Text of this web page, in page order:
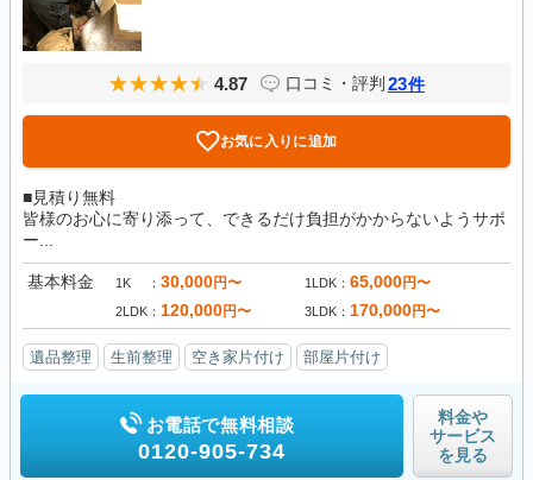
4.87 口コミ・評判 23件
お気に入りに追加
■見積り無料
皆様のお心に寄り添って、できるだけ負担がかからないようサポ
ー...
基本料金 1K 30,000円〜 1LDK 65,000円〜
2LDK 120,000円〜 3LDK 170,000円〜
遺品整理 生前整理 空き家片付け 部屋片付け
お電話で無料相談
0120-905-734
料金や
サービス
を見る